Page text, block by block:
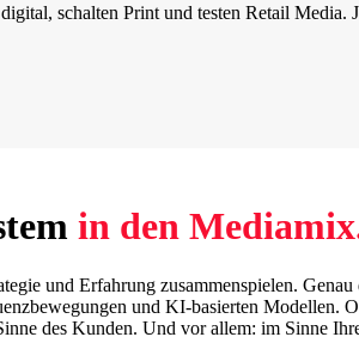
schalten Print und testen Retail
in den
und Erfahrung zusammenspielen.
und KI-basierten
des Kunden. Und vor allem: im Sinne